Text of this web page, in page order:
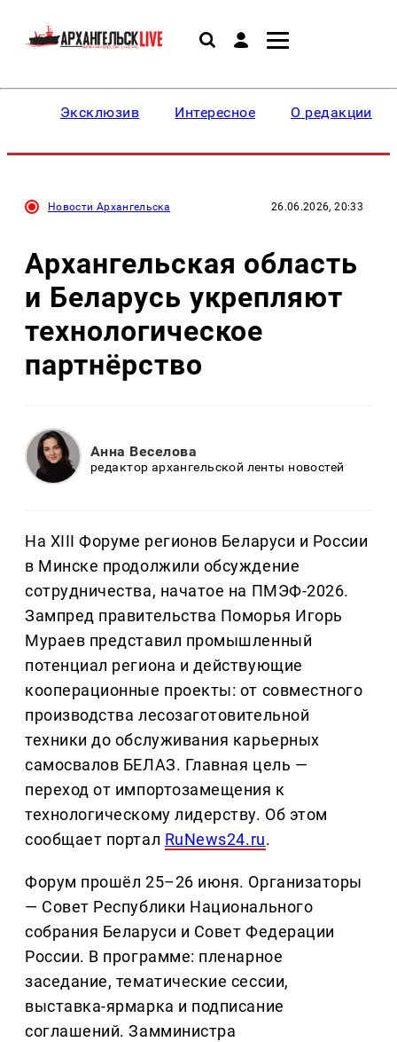
Эксклюзив Интересное О редакции
Новости Архангельска 26.06.2026, 20:33
Архангельская область
и Беларусь укрепляют
технологическое
партнёрство
Анна Веселова
редактор архангельской ленты новостей
На XIII Форуме регионов Беларуси и России
в Минске продолжили обсуждение
сотрудничества, начатое на ПМЭФ-2026.
Зампред правительства Поморья Игорь
Мураев представил промышленный
потенциал региона и действующие
кооперационные проекты: от совместного
производства лесозаготовительной
техники до обслуживания карьерных
самосвалов БЕЛАЗ. Главная цель —
переход от импортозамещения к
технологическому лидерству. Об этом
сообщает портал RuNews24.ru.
Форум прошёл 25–26 июня. Организаторы
— Совет Республики Национального
собрания Беларуси и Совет Федерации
России. В программе: пленарное
заседание, тематические сессии,
выставка-ярмарка и подписание
соглашений. Замминистра